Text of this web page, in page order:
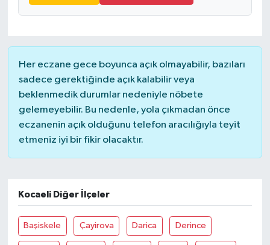
Her eczane gece boyunca açık olmayabilir, bazıları
sadece gerektiğinde açık kalabilir veya
beklenmedik durumlar nedeniyle nöbete
gelemeyebilir. Bu nedenle, yola çıkmadan önce
eczanenin açık olduğunu telefon aracılığıyla teyit
etmeniz iyi bir fikir olacaktır.
Kocaeli Diğer İlçeler
Başiskele Çayirova Darica Derince